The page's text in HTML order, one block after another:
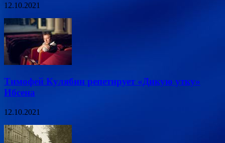
12.10.2021
Тимофей Кулябин репетирует «Дикую утку»
Ибсена
12.10.2021